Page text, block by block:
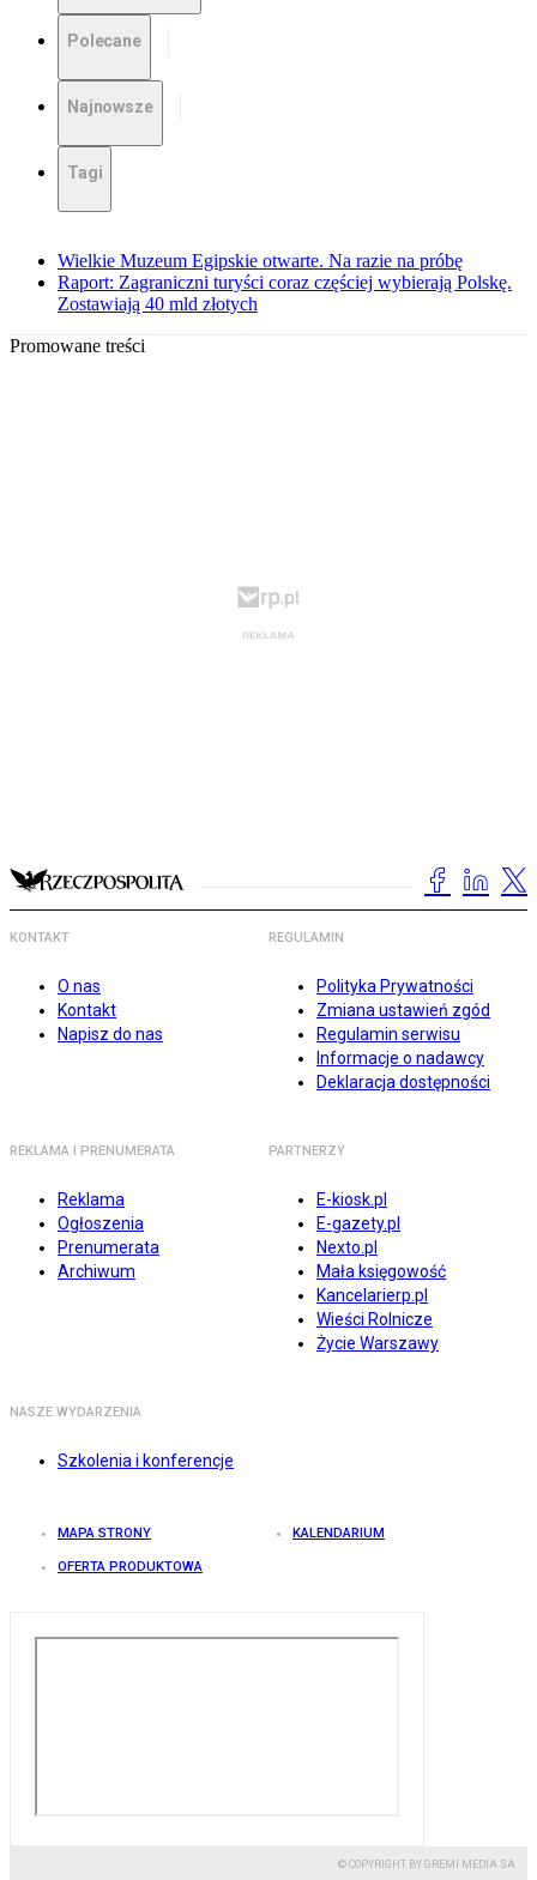
Polecane
Najnowsze
Tagi
Wielkie Muzeum Egipskie otwarte. Na razie na próbę
Raport: Zagraniczni turyści coraz częściej wybierają Polskę.
Zostawiają 40 mld złotych
Promowane treści
KONTAKT
O nas
Kontakt
Napisz do nas
REGULAMIN
Polityka Prywatności
Zmiana ustawień zgód
Regulamin serwisu
Informacje o nadawcy
Deklaracja dostępności
REKLAMA I PRENUMERATA
Reklama
Ogłoszenia
Prenumerata
Archiwum
PARTNERZY
E-kiosk.pl
E-gazety.pl
Nexto.pl
Mała księgowość
Kancelarierp.pl
Wieści Rolnicze
Życie Warszawy
NASZE WYDARZENIA
Szkolenia i konferencje
MAPA STRONY KALENDARIUM
OFERTA PRODUKTOWA
© COPYRIGHT BY GREMI MEDIA SA